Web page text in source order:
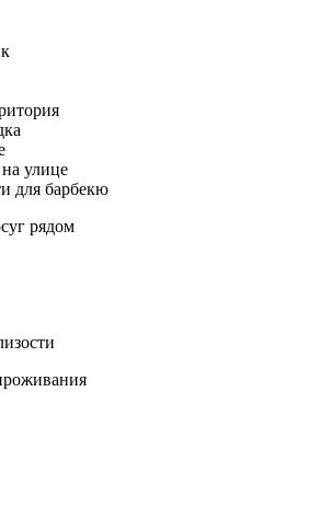
улице
для барбекю
рядом